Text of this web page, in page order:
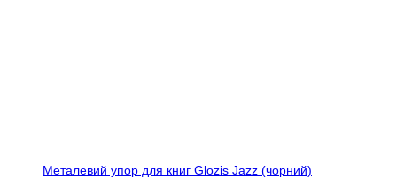
Металевий упор для книг Glozis Jazz (чорний)